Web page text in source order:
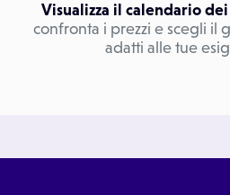
Visualizza il calendario
confronta i prezzi e scegli il
adatti alle tue